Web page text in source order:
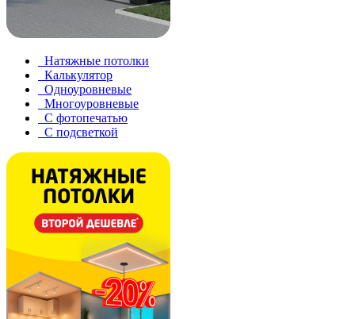
Натяжные потолки
Калькулятор
Одноуровневые
Многоуровневые
С фотопечатью
С подсветкой